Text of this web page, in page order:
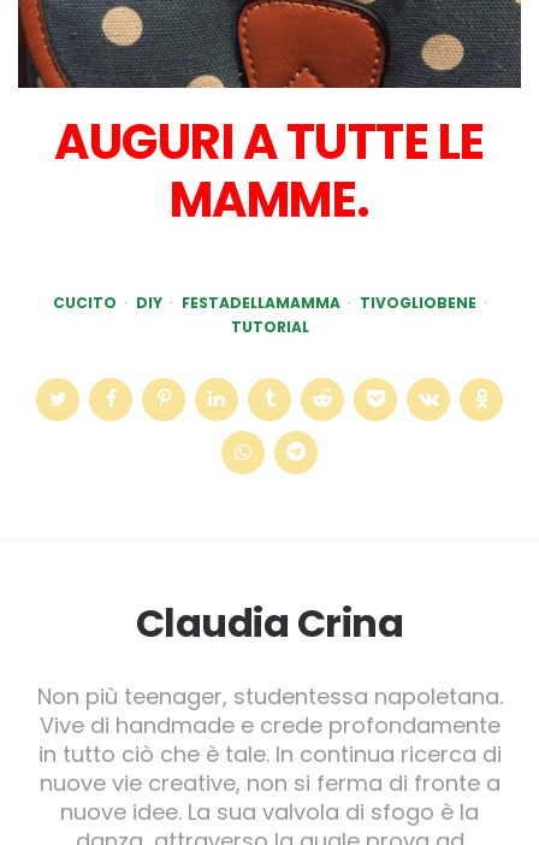
AUGURI A TUTTE LE
MAMME.
CUCITO DIY FESTADELLAMAMMA
TIVOGLIOBENE
TUTORIAL
Claudia Crina
Non più teenager, studentessa napoletana.
Vive di handmade e crede profondamente
in tutto ciò che è tale. In continua ricerca di
nuove vie creative, non si ferma di fronte a
nuove idee. La sua valvola di sfogo è la